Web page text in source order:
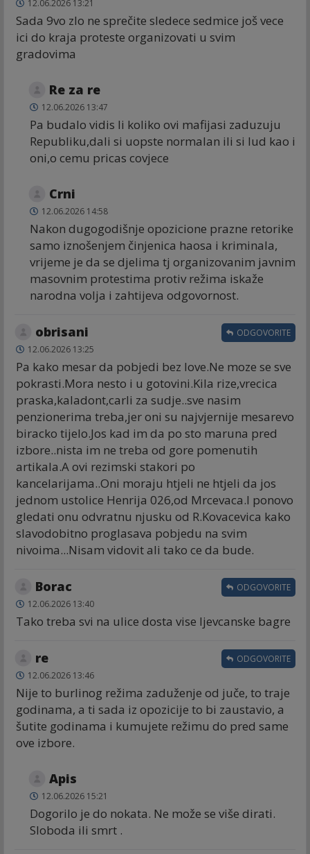
12.06.2026 13:21
Sada 9vo zlo ne sprečite sledece sedmice još vece
ici do kraja proteste organizovati u svim
gradovima
Re za re
12.06.2026 13:47
Pa budalo vidis li koliko ovi mafijasi zaduzuju
Republiku,dali si uopste normalan ili si lud kao i
oni,o cemu pricas covjece
Crni
12.06.2026 14:58
Nakon dugogodišnje opozicione prazne retorike
samo iznošenjem činjenica haosa i kriminala,
vrijeme je da se djelima tj organizovanim javnim
masovnim protestima protiv režima iskaže
narodna volja i zahtijeva odgovornost.
obrisani
12.06.2026 13:25
Pa kako mesar da pobjedi bez love.Ne moze se sve
pokrasti.Mora nesto i u gotovini.Kila rize,vrecica
praska,kaladont,carli za sudje..sve nasim
penzionerima treba,jer oni su najvjernije mesarevo
biracko tijelo.Jos kad im da po sto maruna pred
izbore..nista im ne treba od gore pomenutih
artikala.A ovi rezimski stakori po
kancelarijama..Oni moraju htjeli ne htjeli da jos
jednom ustolice Henrija 026,od Mrcevaca.I ponovo
gledati onu odvratnu njusku od R.Kovacevica kako
slavodobitno proglasava pobjedu na svim
nivoima...Nisam vidovit ali tako ce da bude.
ODGOVORITE
Borac
12.06.2026 13:40
Tako treba svi na ulice dosta vise ljevcanske bagre
ODGOVORITE
re
12.06.2026 13:46
Nije to burlinog režima zaduženje od juče, to traje
godinama, a ti sada iz opozicije to bi zaustavio, a
šutite godinama i kumujete režimu do pred same
ove izbore.
ODGOVORITE
Apis
12.06.2026 15:21
Dogorilo je do nokata. Ne može se više dirati.
Sloboda ili smrt .